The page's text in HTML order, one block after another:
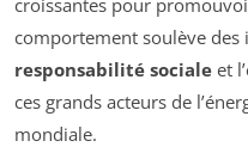
comportement soulève des
responsabilité sociale et
ces grands acteurs de
mondiale.